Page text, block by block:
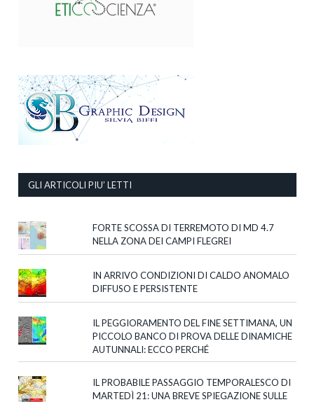
GLI ARTICOLI PIU’ LETTI
FORTE SCOSSA DI TERREMOTO DI MD 4.7
NELLA ZONA DEI CAMPI FLEGREI
IN ARRIVO CONDIZIONI DI CALDO ANOMALO
DIFFUSO E PERSISTENTE
IL PEGGIORAMENTO DEL FINE SETTIMANA, UN
PICCOLO BANCO DI PROVA DELLE DINAMICHE
AUTUNNALI: ECCO PERCHÉ
IL PROBABILE PASSAGGIO TEMPORALESCO DI
MARTEDÌ 21: UNA BREVE SPIEGAZIONE SULLE